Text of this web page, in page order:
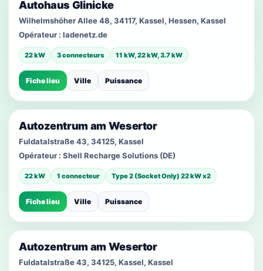
Autohaus Glinicke
Wilhelmshöher Allee 48, 34117, Kassel, Hessen, Kassel
Opérateur : ladenetz.de
22 kW 3 connecteurs 11 kW, 22 kW, 3.7 kW
Fiche lieu Ville Puissance
Autozentrum am Wesertor
Fuldatalstraße 43, 34125, Kassel
Opérateur : Shell Recharge Solutions (DE)
22 kW 1 connecteur Type 2 (Socket Only) 22 kW x2
Fiche lieu Ville Puissance
Autozentrum am Wesertor
Fuldatalstraße 43, 34125, Kassel, Kassel